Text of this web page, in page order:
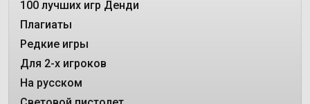
100 лучших игр Денди
Плагиаты
Редкие игры
Для 2-х игроков
На русском